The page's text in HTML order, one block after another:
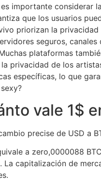
importante considerar
que los usuarios
priorizan la
seguros,
plataformas
la privacidad de los
específicas, lo que
vale 1$
precise de USD a
a zero,0000088
La capitalización de